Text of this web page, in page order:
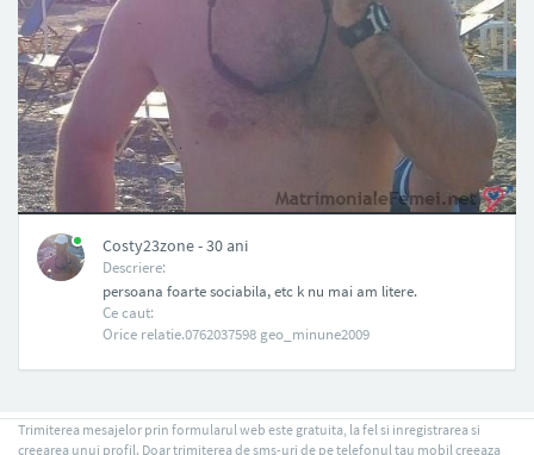
NAN
Costy23zone - 30 ani
Descriere:
persoana foarte sociabila, etc k nu mai am litere.
Ce caut:
Orice relatie.0762037598 geo_minune2009
Trimiterea mesajelor prin formularul web este gratuita, la fel si inregistrarea si
creearea unui profil. Doar trimiterea de sms-uri de pe telefonul tau mobil creeaza